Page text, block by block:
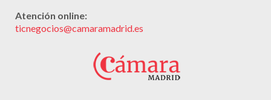
Atención online:
ticnegocios@camaramadrid.es